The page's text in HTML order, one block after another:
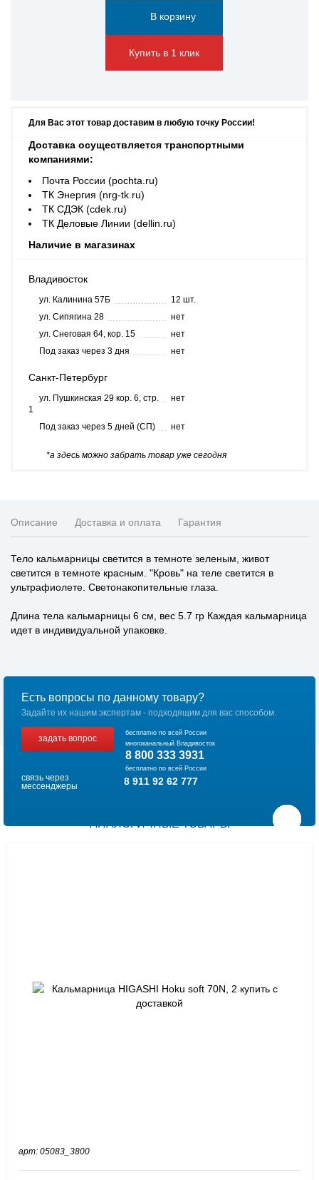
Купить в 1 клик
Для Вас этот товар доставим в любую точку России!
Доставка осуществляется транспортными
компаниями:
Почта России (pochta.ru)
ТК Энергия (nrg-tk.ru)
ТК СДЭК (cdek.ru)
ТК Деловые Линии (dellin.ru)
Наличие в магазинах
Владивосток
ул. Калинина 57Б
12 шт.
ул. Сипягина 28
нет
ул. Снеговая 64, кор. 15
нет
Под заказ через 3 дня
нет
Санкт-Петербург
ул. Пушкинская 29 кор. 6, стр.
1
нет
Под заказ через 5 дней (СП) нет
*а здесь можно забрать товар уже сегодня
Описание Доставка и оплата Гарантия
Тело кальмарницы светится в темноте зеленым, живот
светится в темноте красным. "Кровь" на теле светится в
ультрафиолете. Светонакопительные глаза.
Длина тела кальмарницы 6 см, вес 5.7 гр Каждая кальмарница
идет в индивидуальной упаковке.
Есть вопросы по данному товару?
Задайте их нашим экспертам - подходящим для вас способом.
задать вопрос
бесплатно по всей России
многоканальный Владивосток
8 800 333 3931
бесплатно по всей России
связь через
мессенджеры
8 911 92 62 777
АНАЛОГИЧНЫЕ ТОВАРЫ
арт: 05083_3800